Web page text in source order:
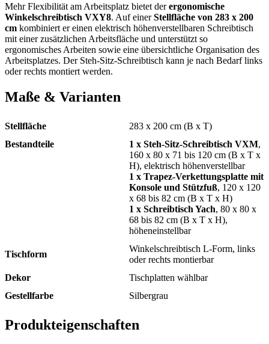
Mehr Flexibilität am Arbeitsplatz bietet derergonomische
Winkelschreibtisch VXY8. Auf einerStellfläche von 283 x 200
cm kombiniert er einen elektrisch höhenverstellbaren Schreibtisch
mit einer zusätzlichen Arbeitsfläche und unterstützt so
ergonomisches Arbeiten sowie eine übersichtliche Organisation des
Arbeitsplatzes. Der Steh-Sitz-Schreibtisch kann je nach Bedarf links
oder rechts montiert werden.
Maße & Varianten
Stellfläche
283 x 200 cm (B x T)
Bestandteile
1 x Steh-Sitz-Schreibtisch VXM,
160 x 80 x 71 bis 120 cm (B x T x
H), elektrisch höhenverstellbar
1 x Trapez-Verkettungsplatte mit
Konsole und Stützfuß, 120 x 120
x 68 bis 82 cm (B x T x H)
1 x Schreibtisch Yach, 80 x 80 x
68 bis 82 cm (B x T x H),
höheneinstellbar
Tischform
Winkelschreibtisch L-Form, links
oder rechts montierbar
Dekor
Tischplatten wählbar
Gestellfarbe
Silbergrau
Produkteigenschaften